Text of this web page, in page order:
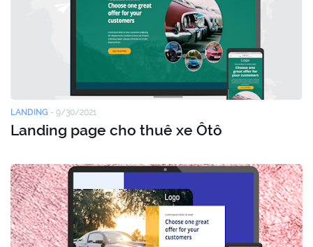
LANDING - 9/30/2021
Landing page cho thuê xe Ôtô